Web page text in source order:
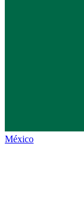
México